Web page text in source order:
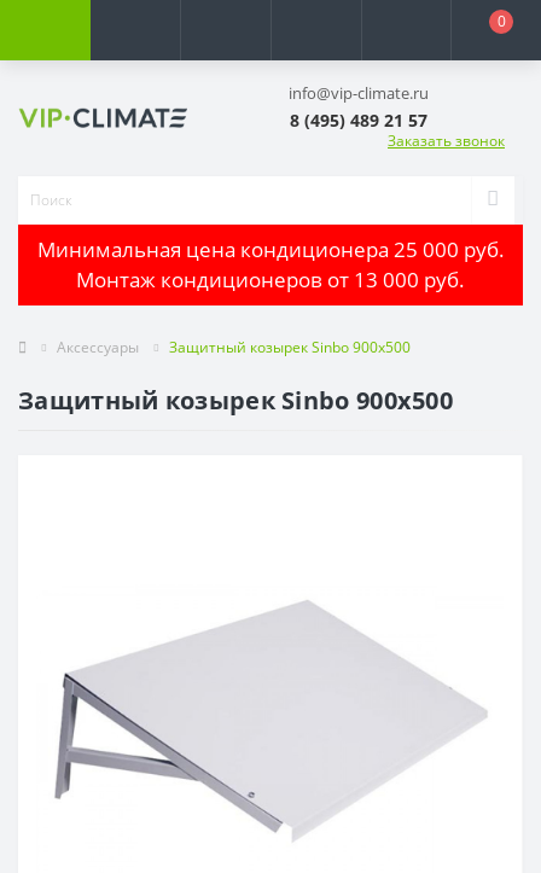
0
info@vip-climate.ru
8 (495) 489 21 57
Заказать звонок
Минимальная цена кондиционера 25 000 руб.
Монтаж кондиционеров от 13 000 руб.
Аксессуары Защитный козырек Sinbo 900х500
Защитный козырек Sinbo 900х500